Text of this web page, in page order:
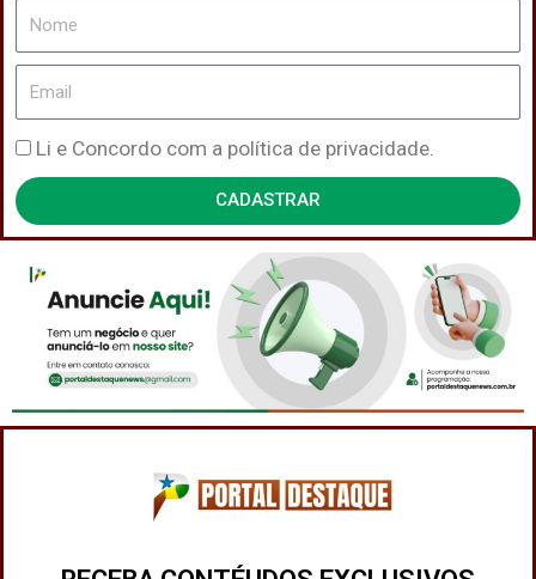
Nome
Email
Política
de
Privacidade
Li e Concordo com a política de privacidade.
CADASTRAR